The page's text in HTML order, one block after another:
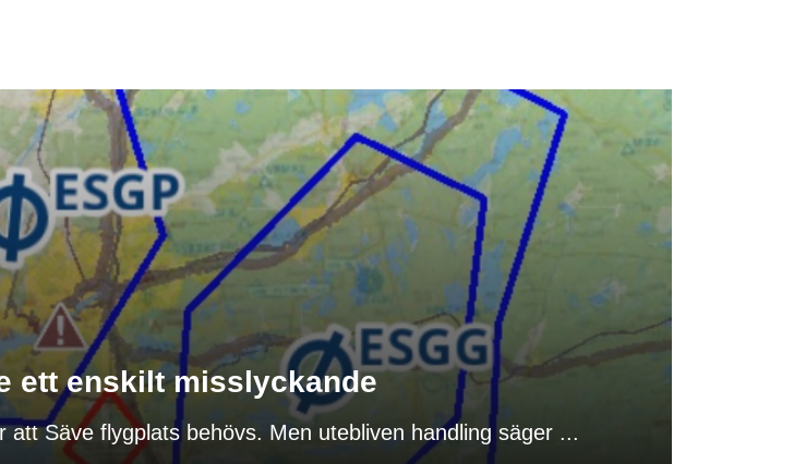
ett enskilt misslyckande
Säve flygplats behövs. Men utebliven handling säger ...